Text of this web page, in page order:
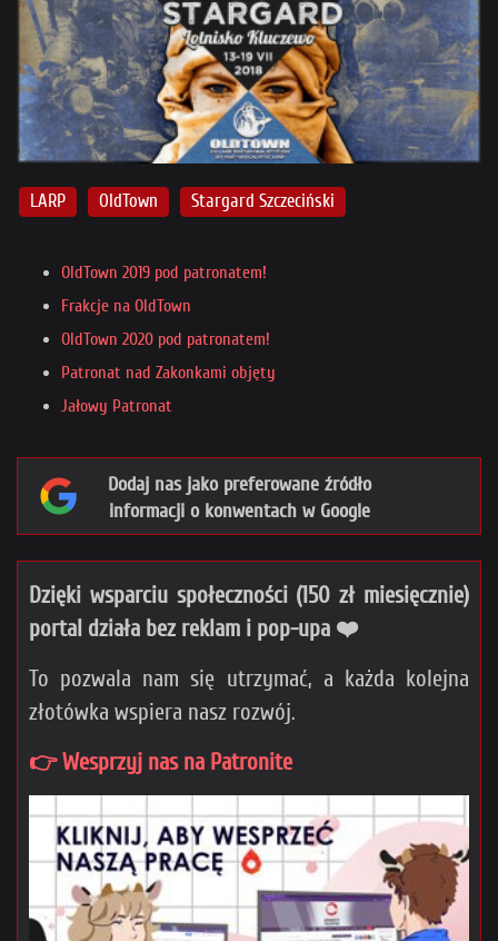
LARP OldTown Stargard Szczeciński
OldTown 2019 pod patronatem!
Frakcje na OldTown
OldTown 2020 pod patronatem!
Patronat nad Zakonkami objęty
Jałowy Patronat
Dodaj nas jako preferowane źródło
informacji o konwentach w Google
Dzięki wsparciu społeczności (150 zł miesięcznie)
portal działa bez reklam i pop-upa ❤️
To pozwala nam się utrzymać, a każda kolejna
złotówka wspiera nasz rozwój.
👉 Wesprzyj nas na Patronite